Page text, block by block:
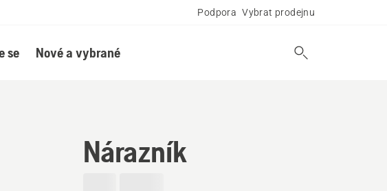
Podpora Vybrat prodejnu
se Nové a vybrané
Nárazník